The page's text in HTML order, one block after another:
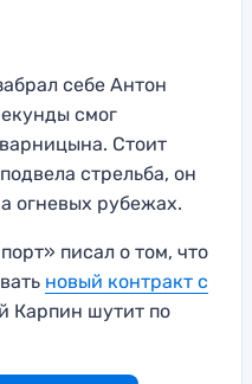
себе Антон
смог
Стоит
стрельба, он
огневых рубежах.
писал о том, что
новый контракт с
Карпин шутит по